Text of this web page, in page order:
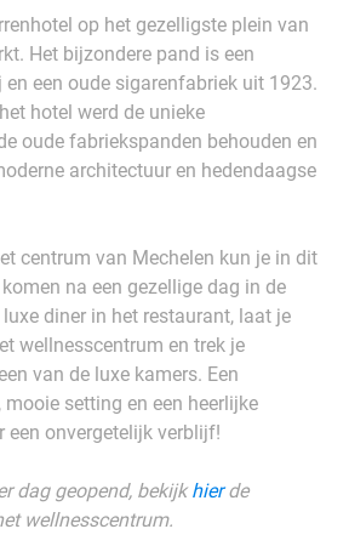
op het gezelligste plein van
Het bijzondere pand is een
een oude sigarenfabriek uit 1923.
hotel werd de unieke
oude fabriekspanden behouden en
architectuur en hedendaagse
centrum van Mechelen kun je in dit
na een gezellige dag in de
diner in het restaurant, laat je
wellnesscentrum en trek je
van de luxe kamers. Een
setting en een heerlijke
een onvergetelijk verblijf!
dag geopend, bekijkhierde
wellnesscentrum.